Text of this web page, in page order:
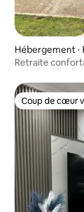
Hébergement ⋅
Retraite
Coup de cœur
Coup de cœur